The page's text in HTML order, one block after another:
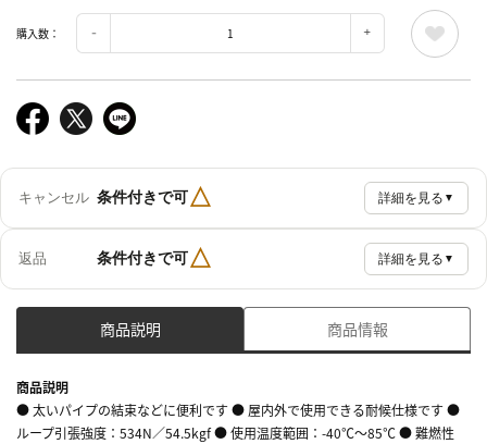
購入数：
キャンセル 条件付きで可△ 詳細を見る ▼
返品 条件付きで可△ 詳細を見る ▼
商品説明 商品情報
商品説明
● 太いパイプの結束などに便利です ● 屋内外で使用できる耐候仕様です ●
ループ引張強度：534N／54.5kgf ● 使用温度範囲：-40℃～85℃ ● 難燃性